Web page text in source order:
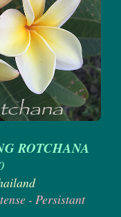
ROTCHANA
- Persistant